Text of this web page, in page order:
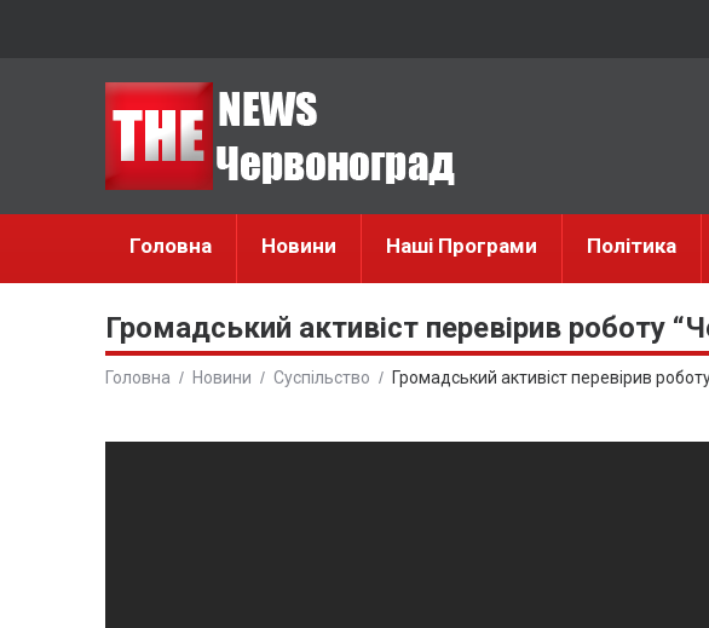
Головна Новини Наші Програми Політика
Громадський активіст перевірив роботу
Головна Новини Суспільство Громадський активіст перевірив